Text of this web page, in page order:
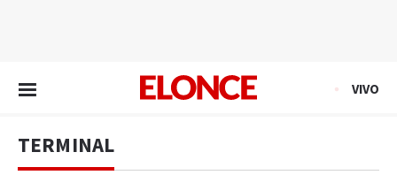
VIVO
TERMINAL